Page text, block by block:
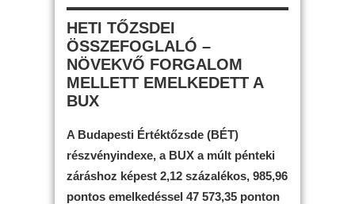
HETI TŐZSDEI
ÖSSZEFOGLALÓ –
NÖVEKVŐ FORGALOM
MELLETT EMELKEDETT A
BUX
A Budapesti Értéktőzsde (BÉT)
részvényindexe, a BUX a múlt pénteki
záráshoz képest 2,12 százalékos, 985,96
pontos emelkedéssel 47 573,35 ponton